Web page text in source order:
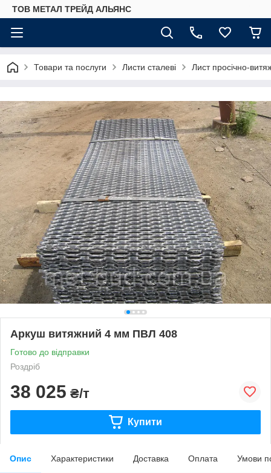
ТОВ МЕТАЛ ТРЕЙД АЛЬЯНС
Товари та послуги Листи сталеві Лист просічно-
Аркуш витяжний 4 мм ПВЛ 408
Готово до відправки
Роздріб
38 025 ₴/т
Купити
Опис Характеристики Доставка Оплата Умови